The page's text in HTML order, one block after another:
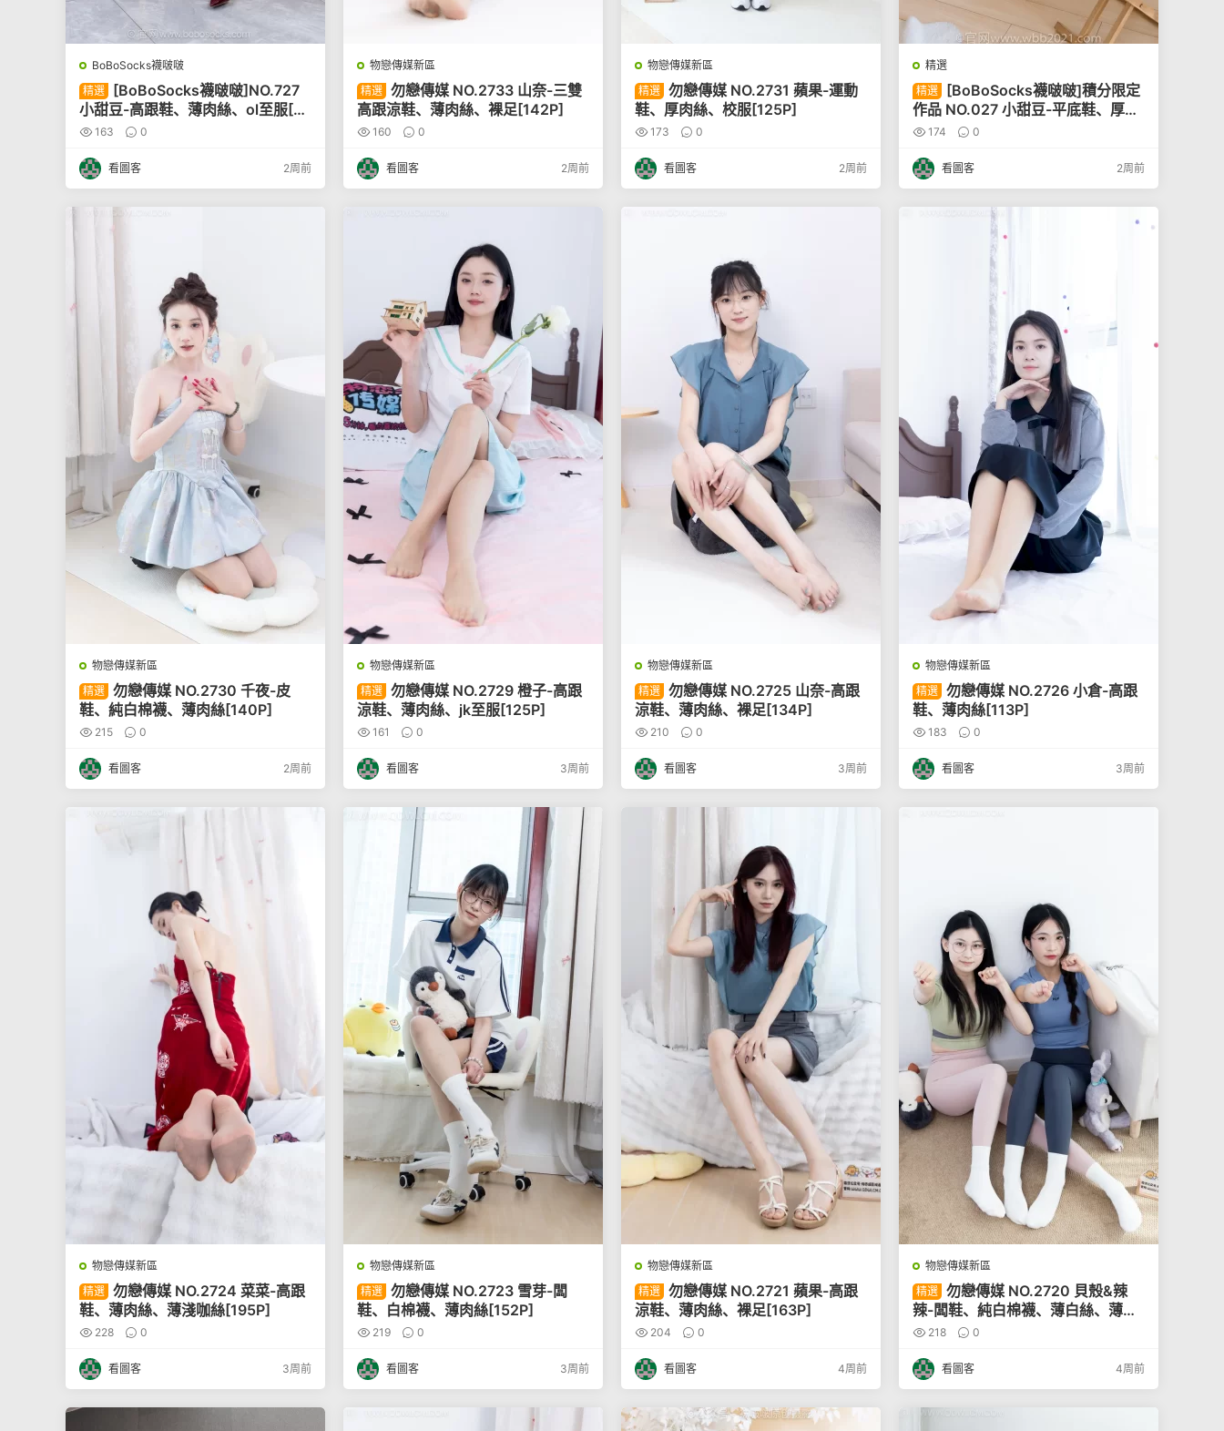
BoBoSocks襪啵啵
精選
[BoBoSocks襪啵啵]NO.727
小甜豆-高跟鞋、薄肉絲、ol至服[14
8P]163 0
看圖客 2周前
物戀傳媒新區
精選 勿戀傳媒 NO.2733 山奈-三雙
高跟涼鞋、薄肉絲、裸足[142P]
160 0
看圖客 2周前
物戀傳媒新區
精選 勿戀傳媒 NO.2731 蘋果-運動
鞋、厚肉絲、校服[125P]
173 0
看圖客 2周前
精選
精選
[BoBoSocks襪啵啵]積分限定
作品 NO.027 小甜豆-平底鞋、厚肉
絲[101P]
174 0
看圖客 2周前
物戀傳媒新區
精選 勿戀傳媒 NO.2730 千夜-皮
鞋、純白棉襪、薄肉絲[140P]
215 0
看圖客 2周前
物戀傳媒新區
精選 勿戀傳媒 NO.2729 橙子-高跟
涼鞋、薄肉絲、jk至服[125P]
161 0
看圖客 3周前
物戀傳媒新區
精選 勿戀傳媒 NO.2725 山奈-高跟
涼鞋、薄肉絲、裸足[134P]
210 0
看圖客 3周前
物戀傳媒新區
精選 勿戀傳媒 NO.2726 小倉-高跟
鞋、薄肉絲[113P]
183 0
看圖客 3周前
物戀傳媒新區
精選 勿戀傳媒 NO.2724 菜菜-高跟
鞋、薄肉絲、薄淺咖絲[195P]
228 0
看圖客 3周前
物戀傳媒新區
精選 勿戀傳媒 NO.2723 雪芽-闆
鞋、白棉襪、薄肉絲[152P]
219 0
看圖客 3周前
物戀傳媒新區
精選 勿戀傳媒 NO.2721 蘋果-高跟
涼鞋、薄肉絲、裸足[163P]
204 0
看圖客 4周前
物戀傳媒新區
精選 勿戀傳媒 NO.2720 貝殼&辣
辣-闆鞋、純白棉襪、薄白絲、薄肉
絲[155P]
218 0
看圖客 4周前